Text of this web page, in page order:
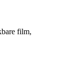
film,